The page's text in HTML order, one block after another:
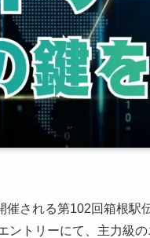
催される第102回箱根駅
ントリーにて、主力級